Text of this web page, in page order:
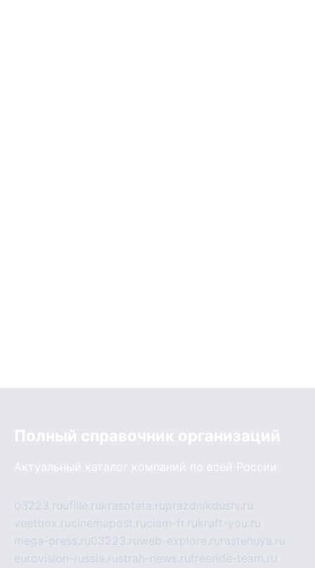
Полный справочник организаций
Актуальный каталог компаний по всей России
03223.ruufille.rukrasotata.ruprazdnikdushi.ru
veetbox.rucinemapost.ruciam-fr.rukraft-you.ru
mega-press.ru03223.ruweb-explore.ru rastenuya.ru
eurovision-russia.rustrah-news.rufreeride-team.ru